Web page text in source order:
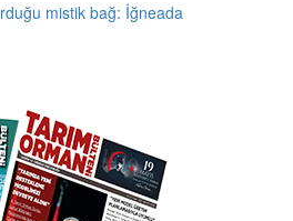
mistik bağ: İğneada